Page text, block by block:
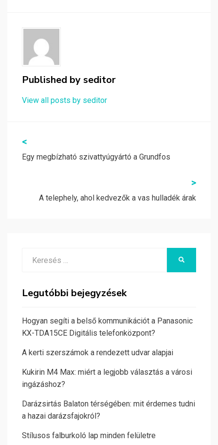
Published byseditor
View all posts by seditor
Bejegyzés
navigáció
<
Egy megbízható szivattyúgyártó a Grundfos
>
A telephely, ahol kedvezők a vas hulladék árak
Legutóbbi bejegyzések
Hogyan segíti a belső kommunikációt a Panasonic
KX-TDA15CE Digitális telefonközpont?
A kerti szerszámok a rendezett udvar alapjai
Kukirin M4 Max: miért a legjobb választás a városi
ingázáshoz?
Darázsirtás Balaton térségében: mit érdemes tudni
a hazai darázsfajokról?
Stílusos falburkoló lap minden felületre